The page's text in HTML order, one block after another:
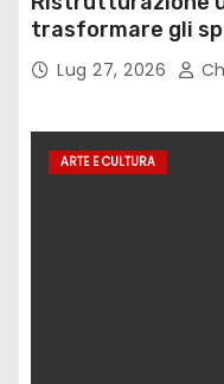
trasformare gli
Lug 27, 2026
ARTE E CULTURA